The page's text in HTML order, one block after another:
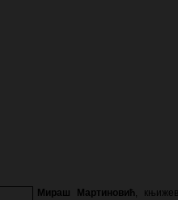
Мираш Мартиновић,